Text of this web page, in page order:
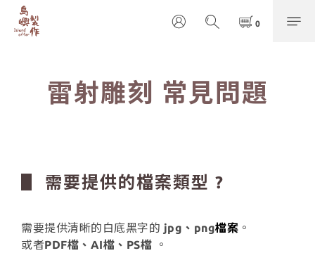
雷射雕刻 常見問題
▋ 需要提供的檔案類型 ?
需要提供清晰的白底黑字的 jpg、png檔案 。
或者PDF檔、AI檔、PS檔 。